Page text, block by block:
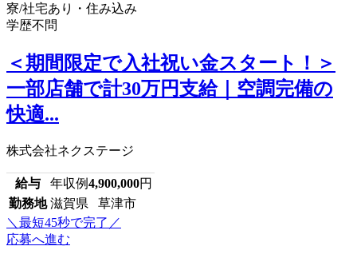
寮/社宅あり・住み込み
学歴不問
＜期間限定で入社祝い金スタート！＞
一部店舗で計30万円支給｜空調完備の
快適...
株式会社ネクステージ
給与 年収例4,900,000円
勤務地 滋賀県 草津市
＼最短45秒で完了／
応募へ進む